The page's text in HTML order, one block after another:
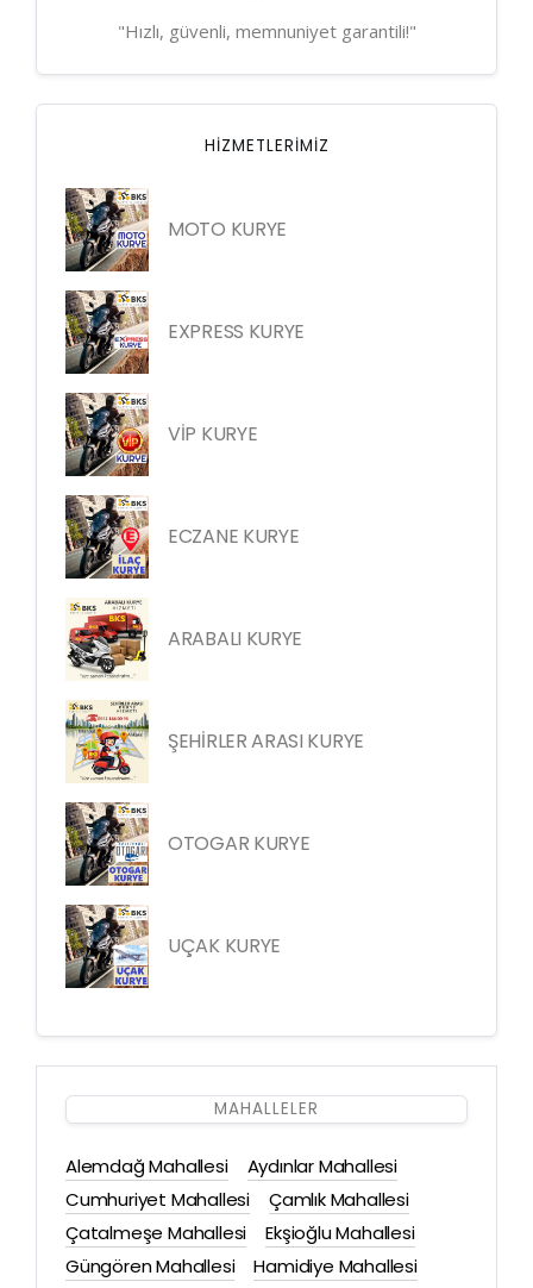
"Hızlı, güvenli, memnuniyet garantili!"
HIZMETLERIMIZ
MOTO KURYE
EXPRESS KURYE
VİP KURYE
ECZANE KURYE
ARABALI KURYE
ŞEHİRLER ARASI KURYE
OTOGAR KURYE
UÇAK KURYE
MAHALLELER
Alemdağ Mahallesi
Aydınlar Mahallesi
Cumhuriyet Mahallesi
Çamlık Mahallesi
Çatalmeşe Mahallesi
Ekşioğlu Mahallesi
Güngören Mahallesi
Hamidiye Mahallesi